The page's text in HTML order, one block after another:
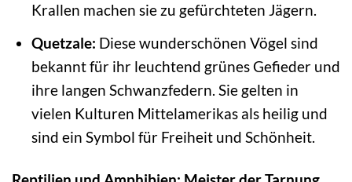
Krallen machen sie zu gefürchteten Jägern.
Quetzale: Diese wunderschönen Vögel sind
bekannt für ihr leuchtend grünes Gefieder und
ihre langen Schwanzfedern. Sie gelten in
vielen Kulturen Mittelamerikas als heilig und
sind ein Symbol für Freiheit und Schönheit.